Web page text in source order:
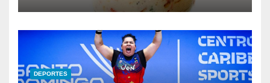
DEPORTES